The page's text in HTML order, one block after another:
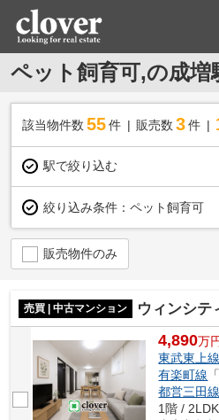
ペット飼育可,の成増
該当物件数 55件 販売数 3 件
駅で絞り込む
絞り込み条件： ペット飼育可
販売物件のみ
売買 | 中古マンション ウィンシテ
4,890万
東武東上線
有楽町線
都営三田線
1階 /